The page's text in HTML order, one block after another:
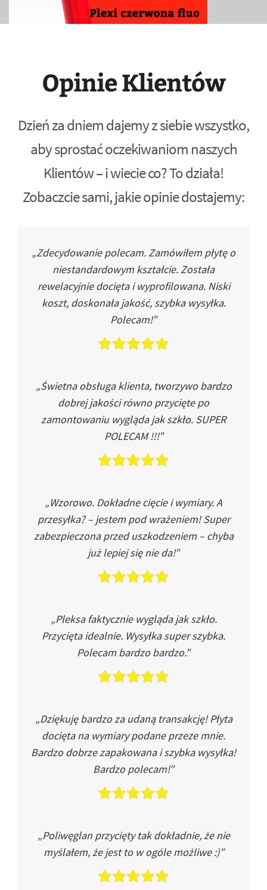
Opinie Klientów
Dzień za dniem dajemy z siebie wszystko,
aby sprostać oczekiwaniom naszych
Klientów – i wiecie co? To działa!
Zobaczcie sami, jakie opinie dostajemy:
„Zdecydowanie polecam. Zamówiłem płytę o
niestandardowym kształcie. Została
rewelacyjnie docięta i wyprofilowana. Niski
koszt, doskonała jakość, szybka wysyłka.
Polecam!”
„Świetna obsługa klienta, tworzywo bardzo
dobrej jakości równo przycięte po
zamontowaniu wygląda jak szkło. SUPER
POLECAM !!!”
„Wzorowo. Dokładne cięcie i wymiary. A
przesyłka? – jestem pod wrażeniem! Super
zabezpieczona przed uszkodzeniem – chyba
już lepiej się nie da!”
„Pleksa faktycznie wygląda jak szkło.
Przycięta idealnie. Wysyłka super szybka.
Polecam bardzo bardzo.”
„Dziękuję bardzo za udaną transakcję! Płyta
docięta na wymiary podane przeze mnie.
Bardzo dobrze zapakowana i szybka wysyłka!
Bardzo polecam!”
„Poliwęglan przycięty tak dokładnie, że nie
myślałem, że jest to w ogóle możliwe :)”